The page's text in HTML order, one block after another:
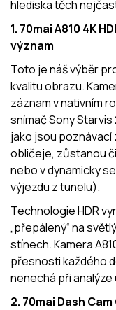
hlediska těch
1. 70mai A810 4K
význam
Toto je náš výběr
kvalitu obrazu.
záznam v nativním
snímač Sony Starvis
jako jsou poznávací
obličeje, zůstanou
nebo v dynamicky
výjezdu z tunelu).
Technologie HDR
„přepálený“ na
stínech. Kamera
přesnosti každého
nenechá při
2. 70mai Dash